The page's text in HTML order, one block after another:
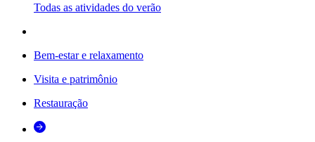
Todas as atividades do verão
Bem-estar e relaxamento
Visita e patrimônio
Restauração